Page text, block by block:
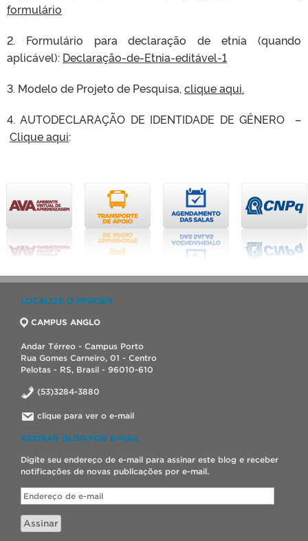
formulário
2. Formulário para declaração de etnia (quando
aplicável): Declaração-de-Etnia-editável-1
3. Modelo de Projeto de Pesquisa, clique aqui.
4. AUTODECLARAÇÃO DE IDENTIDADE DE GÊNERO –
Clique aqui:
LOCALIZE O PPGCEM
CAMPUS ANGLO
Andar Térreo - Campus Porto
Rua Gomes Carneiro, 01 - Centro
Pelotas - RS, Brasil - 96010-610
(53)3284-3880
clique para ver o e-mail
ASSINAR BLOG POR E-MAIL
Digite seu endereço de e-mail para assinar este blog e receber
notificações de novas publicações por e-mail.
Endereço
de
e-
mail
Assinar